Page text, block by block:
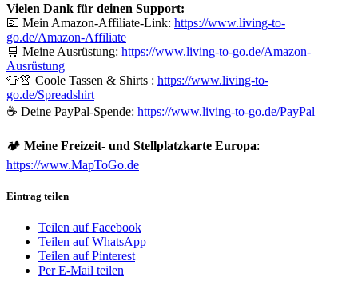
Vielen Dank für deinen Support:
💶 Mein Amazon-Affiliate-Link: https://www.living-to-
go.de/Amazon-Affiliate
🛒 Meine Ausrüstung: https://www.living-to-go.de/Amazon-
Ausrüstung
👕👚 Coole Tassen & Shirts : https://www.living-to-
go.de/Spreadshirt
☕ Deine PayPal-Spende: https://www.living-to-go.de/PayPal
🏕️ Meine Freizeit- und Stellplatzkarte Europa:
https://www.MapToGo.de
Eintrag teilen
Teilen auf Facebook
Teilen auf WhatsApp
Teilen auf Pinterest
Per E-Mail teilen